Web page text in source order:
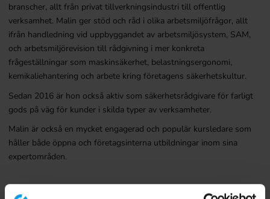
branscher, allt från privat tillverkningsindustri till offentlig
verksamhet. Malin ger stöd och råd i olika arbetsmiljöfrågor, allt
ifrån handledning vid uppbyggandet av arbetsmiljösystem, SAM,
och arbetsmiljörevision till rådgivning i mer konkreta
frågeställningar som maskinsäkerhet, belastningsergonomi,
kemikaliehantering och arbete kring företagens säkerhetskultur.
Sedan 2016 är hon också aktiv som säkerhetsrådgivare för farligt
gods på väg för kunder i skilda typer av verksamheter.
Malin är också en mycket engagerad och populär kursledare som
håller både öppna och företagsinterna utbildningar inom sina
expertområden.